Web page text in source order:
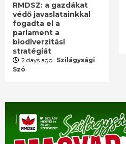
RMDSZ: a gazdákat
védő javaslatainkkal
fogadta el a
parlament a
biodiverzitási
stratégiát
2 days ago Szilágysági
Szó